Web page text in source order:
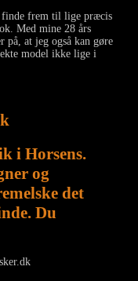
finde frem til lige præcis
Med mine 28 års
at jeg også kan gøre
model ikke lige i
i Horsens.
og
det
Du